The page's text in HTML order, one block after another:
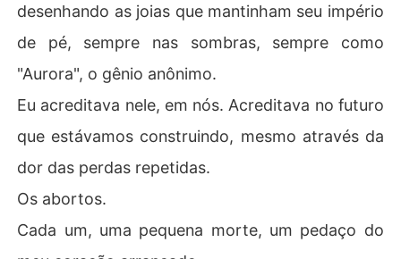
desenhando as joias que mantinham seu império
de pé, sempre nas sombras, sempre como
"Aurora", o gênio anônimo.
Eu acreditava nele, em nós. Acreditava no futuro
que estávamos construindo, mesmo através da
dor das perdas repetidas.
Os abortos.
Cada um, uma pequena morte, um pedaço do